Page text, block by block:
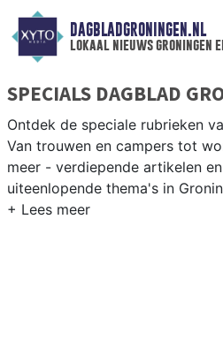
DAGBLADGRONINGEN.NL
lokaal nieuws groningen
SPECIALS DAGBLAD
Ontdek de speciale rubrieken
Van trouwen en campers tot
meer - verdiepende artikelen
uiteenlopende thema's in